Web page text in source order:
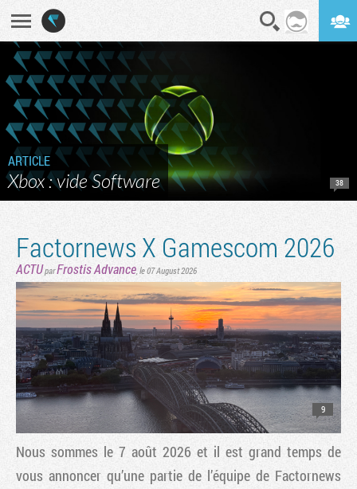
ARTICLE
Xbox : vide Software 38
Factornews X Gamescom 2026
ACTUparFrostis Advance,le 07 August 2026
9
Nous sommes le 7 août 2026 et il est grand temps de
vous annoncer qu’une partie de l’équipe de Factornews